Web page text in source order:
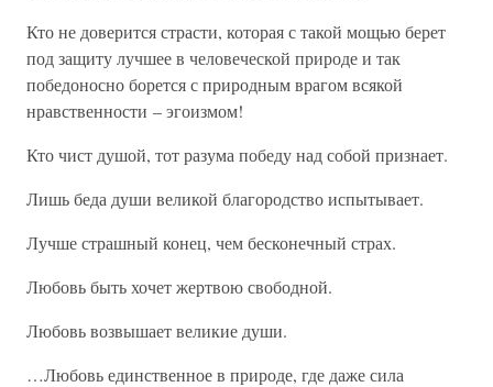
Кто не доверится страсти, которая с такой мощью берет
под защиту лучшее в человеческой природе и так
победоносно борется с природным врагом всякой
нравственности – эгоизмом!
Кто чист душой, тот разума победу над собой признает.
Лишь беда души великой благородство испытывает.
Лучше страшный конец, чем бесконечный страх.
Любовь быть хочет жертвою свободной.
Любовь возвышает великие души.
…Любовь единственное в природе, где даже сила